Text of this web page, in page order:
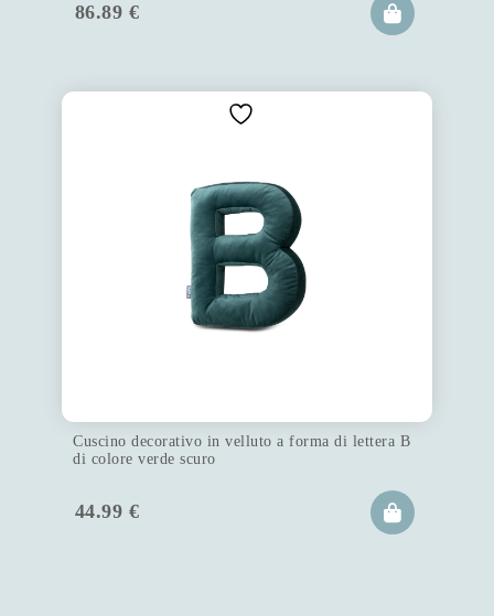
86.89 €
Cuscino decorativo in velluto a forma di lettera B
di colore verde scuro
44.99 €